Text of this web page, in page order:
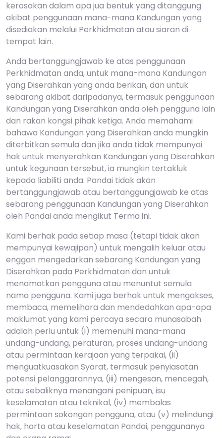
kerosakan dalam apa jua bentuk yang ditanggung
akibat penggunaan mana-mana Kandungan yang
disediakan melalui Perkhidmatan atau siaran di
tempat lain.
Anda bertanggungjawab ke atas penggunaan
Perkhidmatan anda, untuk mana-mana Kandungan
yang Diserahkan yang anda berikan, dan untuk
sebarang akibat daripadanya, termasuk penggunaan
Kandungan yang Diserahkan anda oleh pengguna lain
dan rakan kongsi pihak ketiga. Anda memahami
bahawa Kandungan yang Diserahkan anda mungkin
diterbitkan semula dan jika anda tidak mempunyai
hak untuk menyerahkan Kandungan yang Diserahkan
untuk kegunaan tersebut, ia mungkin tertakluk
kepada liabiliti anda. Pandai tidak akan
bertanggungjawab atau bertanggungjawab ke atas
sebarang penggunaan Kandungan yang Diserahkan
oleh Pandai anda mengikut Terma ini.
Kami berhak pada setiap masa (tetapi tidak akan
mempunyai kewajipan) untuk mengalih keluar atau
enggan mengedarkan sebarang Kandungan yang
Diserahkan pada Perkhidmatan dan untuk
menamatkan pengguna atau menuntut semula
nama pengguna. Kami juga berhak untuk mengakses,
membaca, memelihara dan mendedahkan apa-apa
maklumat yang kami percaya secara munasabah
adalah perlu untuk (i) memenuhi mana-mana
undang-undang, peraturan, proses undang-undang
atau permintaan kerajaan yang terpakai, (ii)
menguatkuasakan Syarat, termasuk penyiasatan
potensi pelanggarannya, (iii) mengesan, mencegah,
atau sebaliknya menangani penipuan, isu
keselamatan atau teknikal, (iv) membalas
permintaan sokongan pengguna, atau (v) melindungi
hak, harta atau keselamatan Pandai, penggunanya